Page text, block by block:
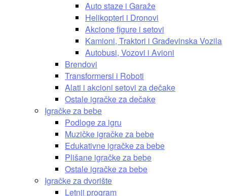
Auto staze i Garaže
Helikopteri i Dronovi
Akcione figure i setovi
Kamioni, Traktori i Građevinska Vozila
Autobusi, Vozovi i Avioni
Brendovi
Transformersi i Roboti
Alati i akcioni setovi za dečake
Ostale igračke za dečake
Igračke za bebe
Podloge za igru
Muzičke igračke za bebe
Edukativne igračke za bebe
Plišane igračke za bebe
Ostale igračke za bebe
Igračke za dvorište
Letnji program